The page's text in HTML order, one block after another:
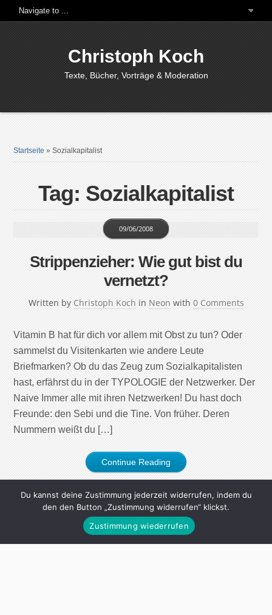
Christoph Koch
Texte, Bücher, Vorträge & Moderation
Startseite »Sozialkapitalist
Tag: Sozialkapitalist
Strippenzieher: Wie gut bist du
vernetzt?
Written by Christoph Koch
09/06/2008
in Neon with 0 Comments
Vitamin B hat für dich vor allem mit Obst zu tun? Oder
sammelst du Visitenkarten wie andere Leute
Briefmarken? Ob du das Zeug zum Sozialkapitalisten
hast, erfährst du in der TYPOLOGIE der Netzwerker. Der
Naive Immer alle mit ihren Netzwerken! Du hast doch
Freunde: den Sebi und die Tine. Von früher. Deren
Nummern weißt du […]
Continue Reading
Du kannst deine Zustimmung jederzeit widerrufen, indem du
den den Button „Zustimmung widerrufen“ klickst.
Zustimmung wiederrufen